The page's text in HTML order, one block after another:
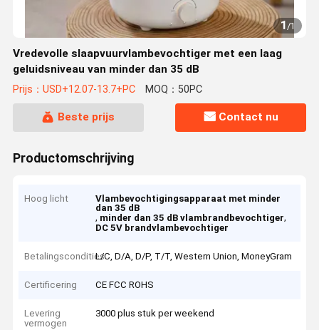
1/1
Vredevolle slaapvuurvlambevochtiger met een laag
geluidsniveau van minder dan 35 dB
Prijs：USD+12.07-13.7+PC MOQ：50PC
Beste prijs Contact nu
Productomschrijving
Hoog licht
Vlambevochtigingsapparaat met minder
dan 35 dB
, minder dan 35 dB vlambrandbevochtiger,
DC 5V brandvlambevochtiger
BetalingsconditiesL/C, D/A, D/P, T/T, Western Union, MoneyGram
Certificering CE FCC ROHS
Levering
vermogen
3000 plus stuk per weekend